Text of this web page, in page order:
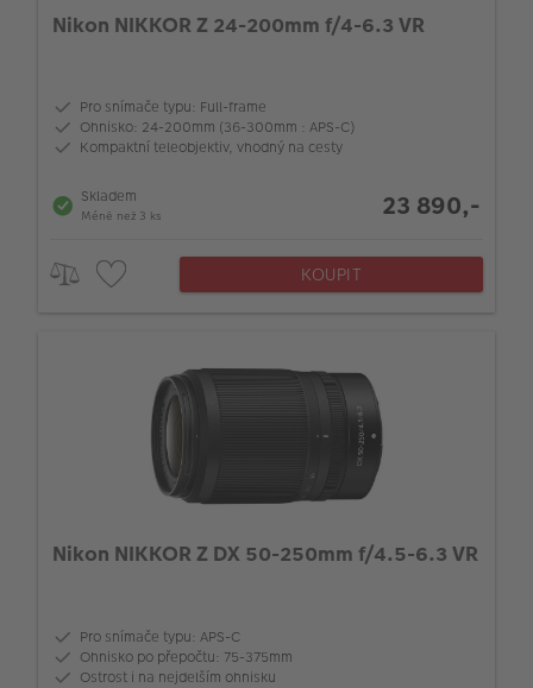
Nikon NIKKOR Z 24-200mm f/4-6.3 VR
Pro snímače typu: Full-frame
Ohnisko: 24-200mm (36-300mm : APS-C)
Kompaktní teleobjektiv, vhodný na cesty
Skladem
Méně než 3 ks 23 890,-
KOUPIT
Nikon NIKKOR Z DX 50-250mm f/4.5-6.3 VR
Pro snímače typu: APS-C
Ohnisko po přepočtu: 75-375mm
Ostrost i na nejdelším ohnisku